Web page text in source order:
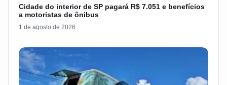
Cidade do interior de SP pagará R$ 7.051 e benefícios
a motoristas de ônibus
1 de agosto de 2026